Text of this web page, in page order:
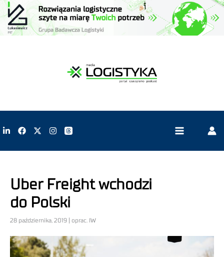
Uber Freight wchodzi
do Polski
28 października, 2019 | oprac. IW